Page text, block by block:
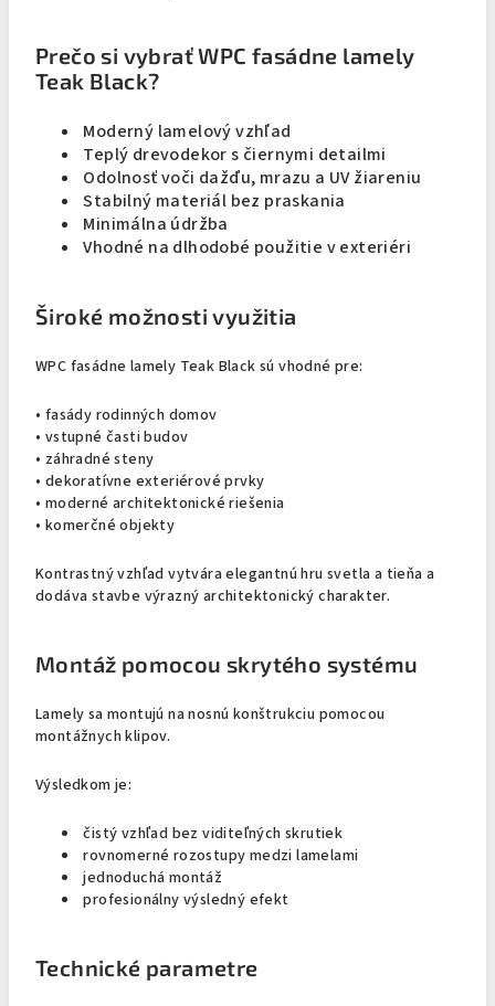
Prečo si vybrať WPC fasádne lamely
Teak Black?
Moderný lamelový vzhľad
Teplý drevodekor s čiernymi detailmi
Odolnosť voči dažďu, mrazu a UV žiareniu
Stabilný materiál bez praskania
Minimálna údržba
Vhodné na dlhodobé použitie v exteriéri
Široké možnosti využitia
WPC fasádne lamely Teak Black sú vhodné pre:
• fasády rodinných domov
• vstupné časti budov
• záhradné steny
• dekoratívne exteriérové prvky
• moderné architektonické riešenia
• komerčné objekty
Kontrastný vzhľad vytvára elegantnú hru svetla a tieňa a
dodáva stavbe výrazný architektonický charakter.
Montáž pomocou skrytého systému
Lamely sa montujú na nosnú konštrukciu pomocou
montážnych klipov.
Výsledkom je:
čistý vzhľad bez viditeľných skrutiek
rovnomerné rozostupy medzi lamelami
jednoduchá montáž
profesionálny výsledný efekt
Technické parametre